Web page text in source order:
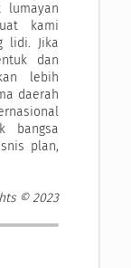
lumayan
kami
lidi. Jika
dan
lebih
daerah
bangsa
plan,
© 2023